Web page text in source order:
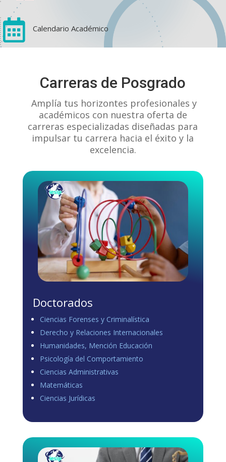
1 0
Load more
 Calendario Académico
Carreras de Posgrado
Amplía tus horizontes profesionales y
académicos con nuestra oferta de
carreras especializadas diseñadas para
impulsar tu carrera hacia el éxito y la
excelencia.
Doctorados
Ciencias Forenses y Criminalística
Derecho y Relaciones Internacionales
Humanidades, Mención Educación
Psicología del Comportamiento
Ciencias Administrativas
Matemáticas
Ciencias Jurídicas